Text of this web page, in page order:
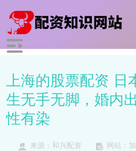
上海的股票配资 日
生无手无脚，婚内
性有染
来源：和兴配资 网站：